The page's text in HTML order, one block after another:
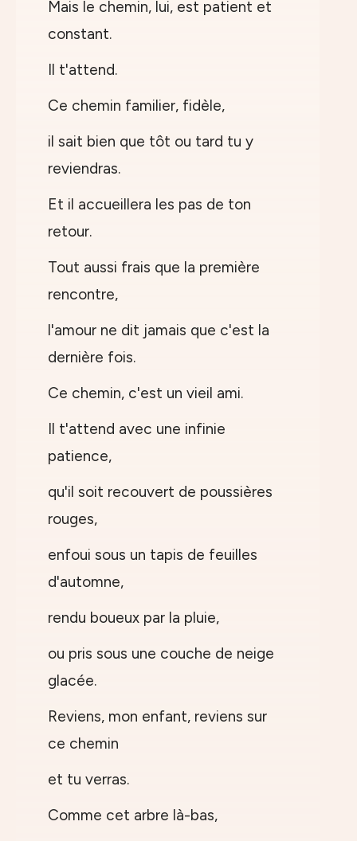
Mais le chemin, lui, est patient et
constant.
Il t'attend.
Ce chemin familier, fidèle,
il sait bien que tôt ou tard tu y
reviendras.
Et il accueillera les pas de ton
retour.
Tout aussi frais que la première
rencontre,
l'amour ne dit jamais que c'est la
dernière fois.
Ce chemin, c'est un vieil ami.
Il t'attend avec une infinie
patience,
qu'il soit recouvert de poussières
rouges,
enfoui sous un tapis de feuilles
d'automne,
rendu boueux par la pluie,
ou pris sous une couche de neige
glacée.
Reviens, mon enfant, reviens sur
ce chemin
et tu verras.
Comme cet arbre là-bas,